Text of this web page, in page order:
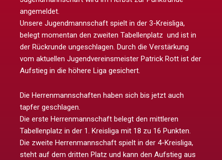
angemeldet.
Unsere Jugendmannschaft spielt in der 3-Kreisliga,
belegt momentan den zweiten Tabellenplatz und ist in
der Rückrunde ungeschlagen. Durch die Verstärkung
vom aktuellen Jugendvereinsmeister Patrick Rott ist der
Aufstieg in die höhere Liga gesichert.
Die Herrenmannschaften haben sich bis jetzt auch
tapfer geschlagen.
Die erste Herrenmannschaft belegt den mittleren
Tabellenplatz in der 1. Kreisliga mit 18 zu 16 Punkten.
Die zweite Herrenmannschaft spielt in der 4-Kreisliga,
steht auf dem dritten Platz und kann den Aufstieg aus